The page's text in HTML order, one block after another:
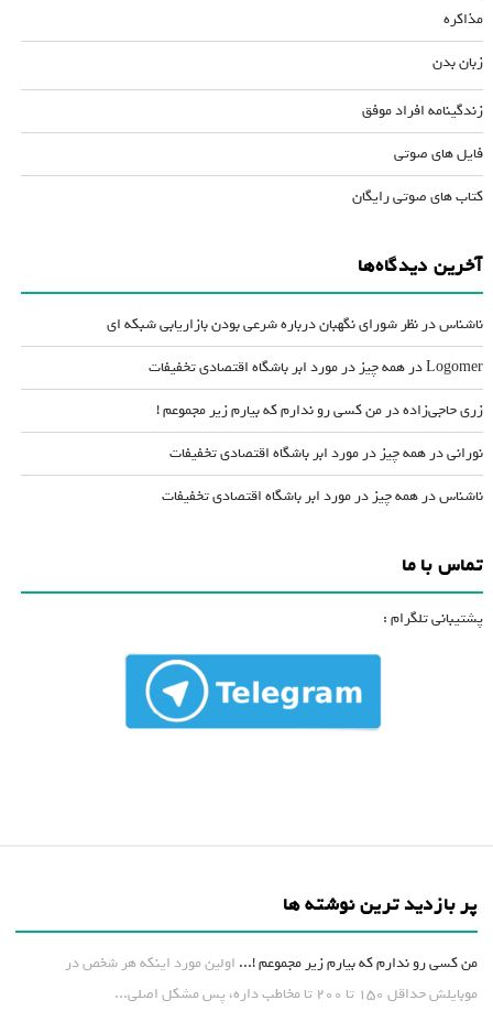
مذاکره
زبان بدن
زندگینامه افراد موفق
فایل های صوتی
کتاب های صوتی رایگان
آخرین دیدگاه‌ها
ناشناسدرنظر شورای نگهبان درباره شرعی بودن بازاریابی شبکه ای
Logomerدرهمه چیز در مورد ابر باشگاه اقتصادی تخفیفات
زری حاجی‌زادهدرمن کسی رو ندارم که بیارم زیر مجموعم !
نورانیدرهمه چیز در مورد ابر باشگاه اقتصادی تخفیفات
ناشناسدرهمه چیز در مورد ابر باشگاه اقتصادی تخفیفات
تماس با ما
پشتیبانی تلگرام :
پر بازدید ترین نوشته ها
من کسی رو ندارم که بیارم زیر مجموعم !... اولین مورد اینکه هر شخص در
موبایلش حداقل ۱۵۰ تا ۲۰۰ تا مخاطب داره، پس مشکل اصلی...